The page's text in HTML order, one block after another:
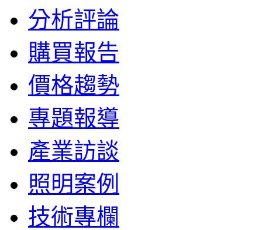
分析評論
購買報告
價格趨勢
專題報導
產業訪談
照明案例
技術專欄